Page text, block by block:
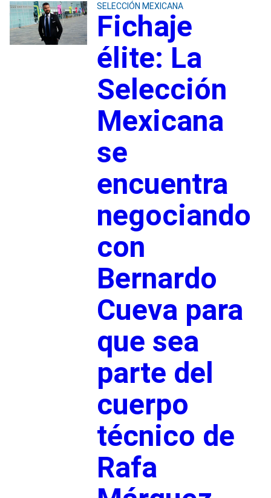
SELECCIÓN MEXICANA
Fichaje
élite: La
Selección
Mexicana
se
encuentra
negociando
con
Bernardo
Cueva para
que sea
parte del
cuerpo
técnico de
Rafa